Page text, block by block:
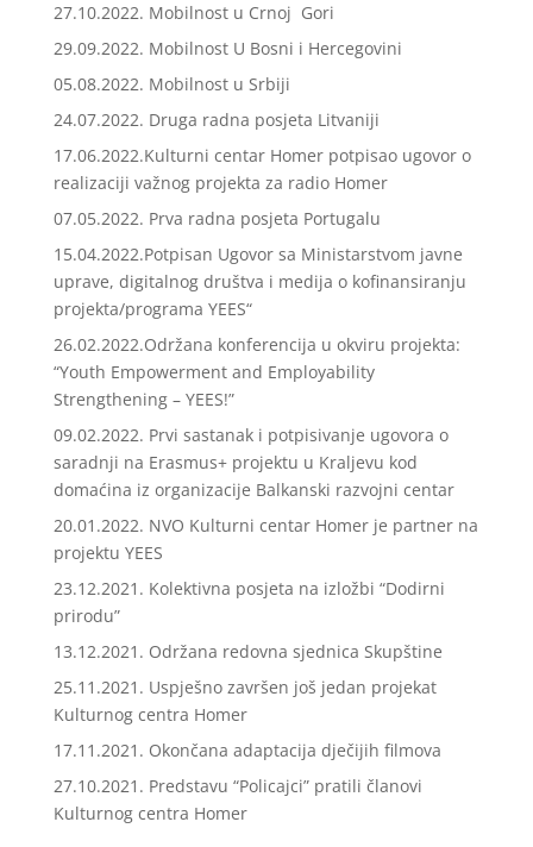
27.10.2022. Mobilnost u Crnoj Gori
29.09.2022. Mobilnost U Bosni i Hercegovini
05.08.2022. Mobilnost u Srbiji
24.07.2022. Druga radna posjeta Litvaniji
17.06.2022.Kulturni centar Homer potpisao ugovor o
realizaciji važnog projekta za radio Homer
07.05.2022. Prva radna posjeta Portugalu
15.04.2022.Potpisan Ugovor sa Ministarstvom javne
uprave, digitalnog društva i medija o kofinansiranju
projekta/programa YEES“
26.02.2022.Održana konferencija u okviru projekta:
“Youth Empowerment and Employability
Strengthening – YEES!”
09.02.2022. Prvi sastanak i potpisivanje ugovora o
saradnji na Erasmus+ projektu u Kraljevu kod
domaćina iz organizacije Balkanski razvojni centar
20.01.2022. NVO Kulturni centar Homer je partner na
projektu YEES
23.12.2021. Kolektivna posjeta na izložbi “Dodirni
prirodu”
13.12.2021. Održana redovna sjednica Skupštine
25.11.2021. Uspješno završen još jedan projekat
Kulturnog centra Homer
17.11.2021. Okončana adaptacija dječijih filmova
27.10.2021. Predstavu “Policajci” pratili članovi
Kulturnog centra Homer